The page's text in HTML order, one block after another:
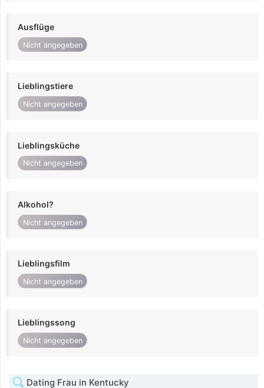
Ausflüge
Nicht angegeben
Lieblingstiere
Nicht angegeben
Lieblingsküche
Nicht angegeben
Alkohol?
Nicht angegeben
Lieblingsfilm
Nicht angegeben
Lieblingssong
Nicht angegeben
Dating Frau in Kentucky